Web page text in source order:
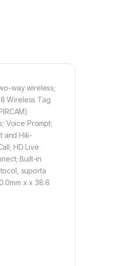
way wireless;
Wireless Tag
Voice Prompt;
and Hik-
HD Live
Built-in
suporta
x x 38.6